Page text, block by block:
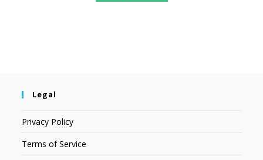
Legal
Privacy Policy
Terms of Service